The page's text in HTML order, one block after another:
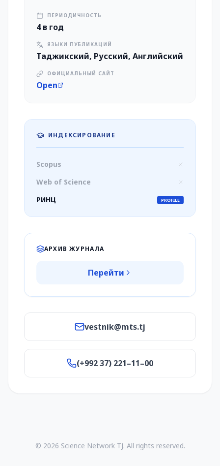
ПЕРИОДИЧНОСТЬ
4 в год
ЯЗЫКИ ПУБЛИКАЦИЙ
Таджикский, Русский, Английский
ОФИЦИАЛЬНЫЙ САЙТ
Open
ИНДЕКСИРОВАНИЕ
Scopus
Web of Science
РИНЦ
PROFILE
АРХИВ ЖУРНАЛА
Перейти
vestnik@mts.tj
(+992 37) 221–11–00
© 2026 Science Network TJ. All rights reserved.